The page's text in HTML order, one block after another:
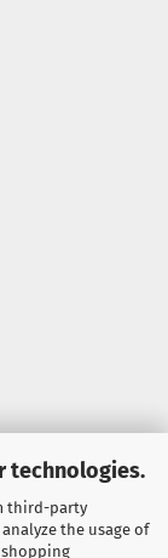
technologies.
third-party
the usage of